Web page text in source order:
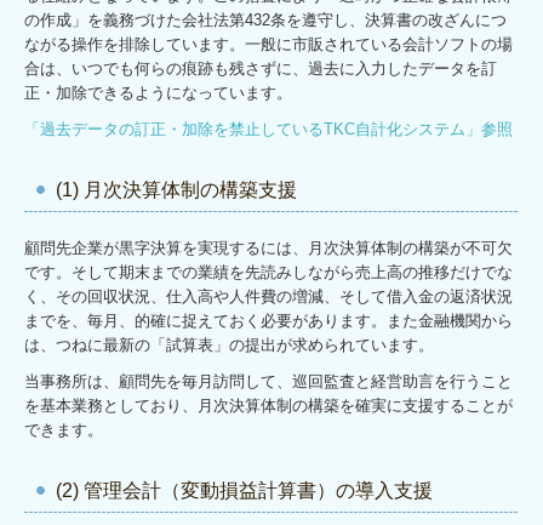
の作成」を義務づけた会社法第432条を遵守し、決算書の改ざんにつ
ながる操作を排除しています。一般に市販されている会計ソフトの場
合は、いつでも何らの痕跡も残さずに、過去に入力したデータを訂
正・加除できるようになっています。
「過去データの訂正・加除を禁止しているTKC自計化システム」参照
(1) 月次決算体制の構築支援
顧問先企業が黒字決算を実現するには、月次決算体制の構築が不可欠
です。そして期末までの業績を先読みしながら売上高の推移だけでな
く、その回収状況、仕入高や人件費の増減、そして借入金の返済状況
までを、毎月、的確に捉えておく必要があります。また金融機関から
は、つねに最新の「試算表」の提出が求められています。
当事務所は、顧問先を毎月訪問して、巡回監査と経営助言を行うこと
を基本業務としており、月次決算体制の構築を確実に支援することが
できます。
(2) 管理会計（変動損益計算書）の導入支援